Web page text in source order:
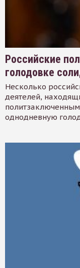
Российские
голодовке
Несколько
деятелей,
однодневную